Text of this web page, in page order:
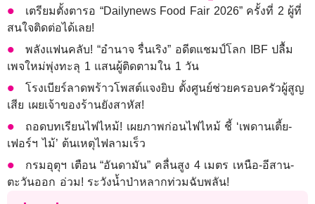
เตรียมตั้งตารอ “Dailynews Food Fair 2026” ครั้งที่ 2 ผู้ที่
สนใจติดต่อได้เลย!
พลังแฟนคลับ! “อำนาจ รื่นเริง” อดีตแชมป์โลก IBF ปลื้ม
เพจใหม่พุ่งทะลุ 1 แสนผู้ติดตามใน 1 วัน
โรงเบียร์ลาดพร้าวโพสต์แจงยิบ ตั้งศูนย์ช่วยครอบครัวผู้สูญ
เสีย เผยเจ้าของร้านยังสาหัส!
ถอดบทเรียนไฟไหม้! เผยภาพก่อนไฟไหม้ ชี้ ‘เพดานเตี้ย-
เฟอร์ฯ ไม้’ ต้นเหตุไฟลามเร็ว
กรมอุตุฯ เตือน “อันดามัน” คลื่นสูง 4 เมตร เหนือ-อีสาน-
ตะวันออก อ่วม! ระวังน้ำป่าหลากท่วมฉับพลัน!